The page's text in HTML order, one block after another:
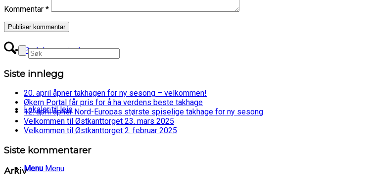
Portalmagasinet
Lokaler til leie
Menu Menu
Kommentar *
Siste innlegg
20. april åpner takhagen for ny sesong – velkommen!
Økern Portal får pris for å ha verdens beste takhage
12. april åpner Nord-Europas største spiselige takhage for ny sesong
Velkommen til Østkanttorget 23. mars 2025
Velkommen til Østkanttorget 2. februar 2025
Siste kommentarer
Arkiv